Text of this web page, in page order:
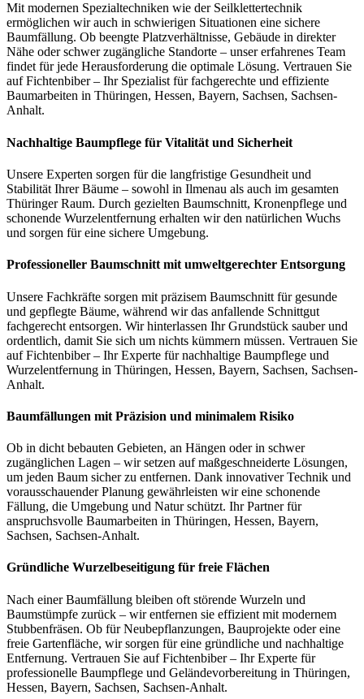
Mit modernen Spezialtechniken wie der Seilklettertechnik
ermöglichen wir auch in schwierigen Situationen eine sichere
Baumfällung. Ob beengte Platzverhältnisse, Gebäude in direkter
Nähe oder schwer zugängliche Standorte – unser erfahrenes Team
findet für jede Herausforderung die optimale Lösung. Vertrauen Sie
auf Fichtenbiber – Ihr Spezialist für fachgerechte und effiziente
Baumarbeiten in Thüringen, Hessen, Bayern, Sachsen, Sachsen-
Anhalt.
Nachhaltige Baumpflege für Vitalität und Sicherheit
Unsere Experten sorgen für die langfristige Gesundheit und
Stabilität Ihrer Bäume – sowohl in Ilmenau als auch im gesamten
Thüringer Raum. Durch gezielten Baumschnitt, Kronenpflege und
schonende Wurzelentfernung erhalten wir den natürlichen Wuchs
und sorgen für eine sichere Umgebung.
Professioneller Baumschnitt mit umweltgerechter Entsorgung
Unsere Fachkräfte sorgen mit präzisem Baumschnitt für gesunde
und gepflegte Bäume, während wir das anfallende Schnittgut
fachgerecht entsorgen. Wir hinterlassen Ihr Grundstück sauber und
ordentlich, damit Sie sich um nichts kümmern müssen. Vertrauen Sie
auf Fichtenbiber – Ihr Experte für nachhaltige Baumpflege und
Wurzelentfernung in Thüringen, Hessen, Bayern, Sachsen, Sachsen-
Anhalt.
Baumfällungen mit Präzision und minimalem Risiko
Ob in dicht bebauten Gebieten, an Hängen oder in schwer
zugänglichen Lagen – wir setzen auf maßgeschneiderte Lösungen,
um jeden Baum sicher zu entfernen. Dank innovativer Technik und
vorausschauender Planung gewährleisten wir eine schonende
Fällung, die Umgebung und Natur schützt. Ihr Partner für
anspruchsvolle Baumarbeiten in Thüringen, Hessen, Bayern,
Sachsen, Sachsen-Anhalt.
Gründliche Wurzelbeseitigung für freie Flächen
Nach einer Baumfällung bleiben oft störende Wurzeln und
Baumstümpfe zurück – wir entfernen sie effizient mit modernem
Stubbenfräsen. Ob für Neubepflanzungen, Bauprojekte oder eine
freie Gartenfläche, wir sorgen für eine gründliche und nachhaltige
Entfernung. Vertrauen Sie auf Fichtenbiber – Ihr Experte für
professionelle Baumpflege und Geländevorbereitung in Thüringen,
Hessen, Bayern, Sachsen, Sachsen-Anhalt.